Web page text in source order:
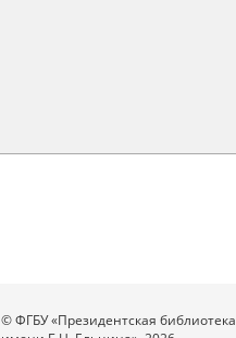
© ФГБУ «Президентская библиотека